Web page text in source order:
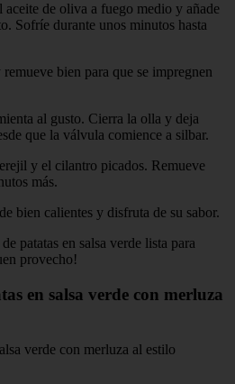
aceite de oliva a fuego medio y añade
Sofríe durante unos minutos hasta
bien para que se impregnen
al gusto. Cierra la olla y deja
que la válvula comience a silbar.
y el cilantro picados. Remueve
más.
bien calientes y disfruta de su sabor.
patatas en salsa verde lista para
provecho!
en salsa verde con merluza
verde con merluza al estilo